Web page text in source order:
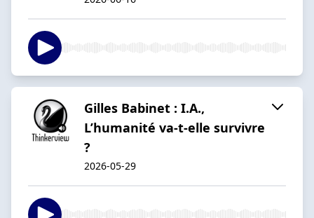
Gilles Babinet : I.A.,
L’humanité va-t-elle survivre
?
2026-05-29